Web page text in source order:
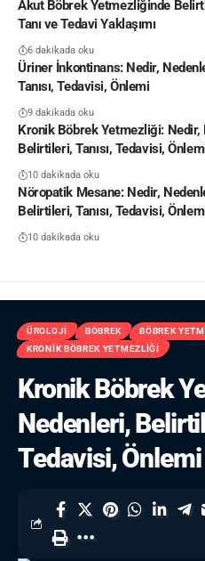
Akut Böbrek Yetmezliğinde
Tanı ve Tedavi Yaklaşımı
6 dakikada oku
Üriner İnkontinans: Nedir,
Tanısı, Tedavisi, Önlemi
9 dakikada oku
Kronik Böbrek Yetmezliği: Nedir,
Belirtileri, Tanısı, Tedavisi,
10 dakikada oku
Nöropatik Mesane: Nedir,
Belirtileri, Tanısı, Tedavisi,
10 dakikada oku
ÜROLOJI BÖBREK
BÖBREK
KRONIK BÖBREK YETMEZLIĞI
Kronik Böbrek
Nedenleri,
Tedavisi, Önlemi